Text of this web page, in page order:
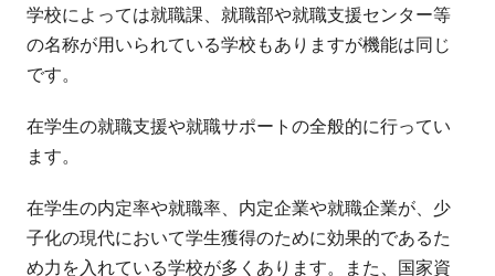
学校によっては就職課、就職部や就職支援センター等
の名称が用いられている学校もありますが機能は同じ
です。
在学生の就職支援や就職サポートの全般的に行ってい
ます。
在学生の内定率や就職率、内定企業や就職企業が、少
子化の現代において学生獲得のために効果的であるた
め力を入れている学校が多くあります。また、国家資